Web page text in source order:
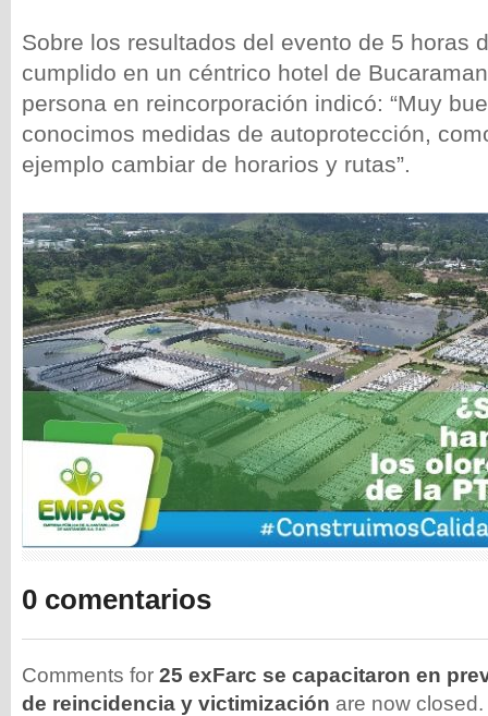
Sobre los resultados del evento de 5 horas
cumplido en un céntrico hotel de
persona en reincorporación indicó: “Muy
conocimos medidas de autoprotección,
ejemplo cambiar de horarios y rutas”.
0 comentarios
Comments for 25 exFarc se capacitaron en
de reincidencia y victimización are now closed.